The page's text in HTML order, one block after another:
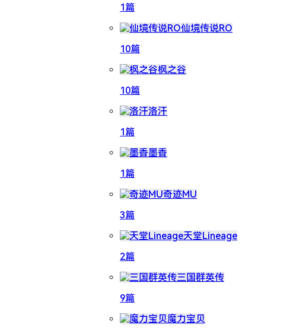
1篇
仙境传说RO
10篇
枫之谷
10篇
洛汗
1篇
墨香
1篇
奇迹MU
3篇
天堂Lineage
2篇
三国群英传
9篇
魔力宝贝